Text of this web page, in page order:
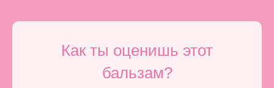
Как ты оценишь этот
бальзам?